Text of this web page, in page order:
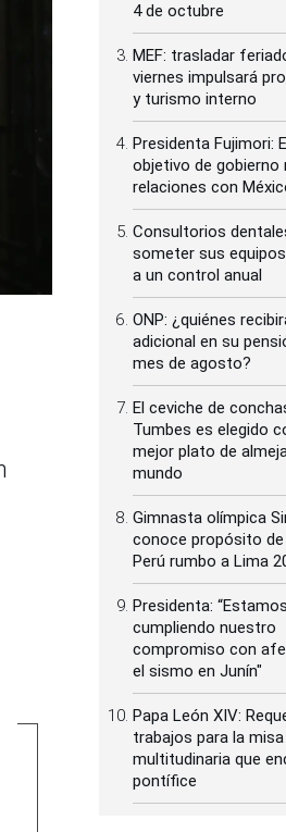
4 de octubre
MEF: trasladar
viernes impulsará
y turismo interno
Presidenta Fujimori:
objetivo de gobierno
relaciones con
Consultorios
someter sus
a un control anual
ONP: ¿quiénes
adicional en su
mes de agosto?
El ceviche de
Tumbes es elegido
mejor plato de
mundo
Gimnasta olímpica
conoce propósito de
Perú rumbo a Lima
Presidenta: “Estamos
cumpliendo nuestro
compromiso con
el sismo en Junín"
Papa León XIV:
trabajos para la misa
multitudinaria que
pontífice